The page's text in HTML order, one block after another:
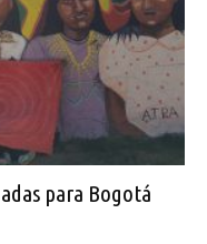
para Bogotá